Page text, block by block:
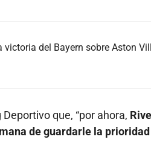
del Bayern sobre Aston
que, “por ahora,
de guardarle la prioridad